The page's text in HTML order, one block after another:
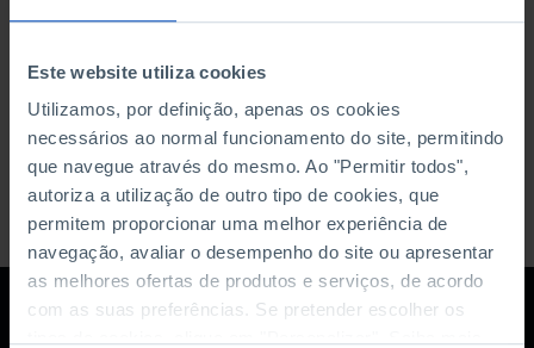
Este website utiliza cookies
Utilizamos, por definição, apenas os cookies
necessários ao normal funcionamento do site, permitindo
que navegue através do mesmo. Ao "Permitir todos",
autoriza a utilização de outro tipo de cookies, que
permitem proporcionar uma melhor experiência de
navegação, avaliar o desempenho do site ou apresentar
as melhores ofertas de produtos e serviços, de acordo
com as suas preferências. Se pretender escolher os